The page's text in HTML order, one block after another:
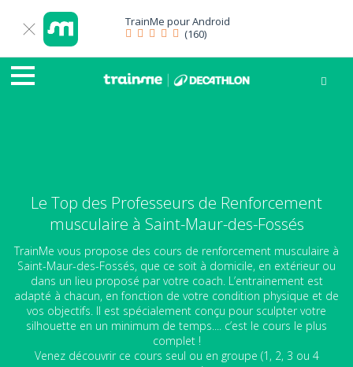
TrainMe pourAndroid
(160)
Le Top des Professeurs de Renforcement
musculaire à Saint-Maur-des-Fossés
TrainMe vous propose des cours de renforcement musculaire à
Saint-Maur-des-Fossés, que ce soit à domicile, en extérieur ou
dans un lieu proposé par votre coach. L’entrainement est
adapté à chacun, en fonction de votre condition physique et de
vos objectifs. Il est spécialement conçu pour sculpter votre
silhouette en un minimum de temps.... c’est le cours le plus
complet !
Venez découvrir ce cours seul ou en groupe (1, 2, 3 ou 4